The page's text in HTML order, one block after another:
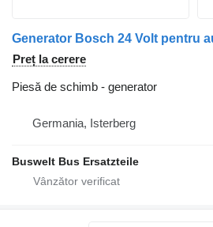
Preț la cerere
Piesă de schimb - generator
Germania, Isterberg
Buswelt Bus Ersatzteile